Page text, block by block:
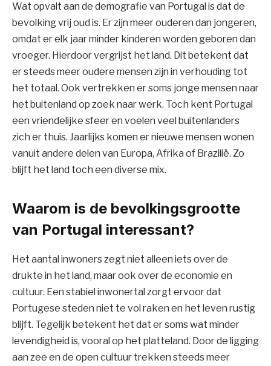
Wat opvalt aan de demografie van Portugal is dat de
bevolking vrij oud is. Er zijn meer ouderen dan jongeren,
omdat er elk jaar minder kinderen worden geboren dan
vroeger. Hierdoor vergrijst het land. Dit betekent dat
er steeds meer oudere mensen zijn in verhouding tot
het totaal. Ook vertrekken er soms jonge mensen naar
het buitenland op zoek naar werk. Toch kent Portugal
een vriendelijke sfeer en voelen veel buitenlanders
zich er thuis. Jaarlijks komen er nieuwe mensen wonen
vanuit andere delen van Europa, Afrika of Brazilië. Zo
blijft het land toch een diverse mix.
Waarom is de bevolkingsgrootte
van Portugal interessant?
Het aantal inwoners zegt niet alleen iets over de
drukte in het land, maar ook over de economie en
cultuur. Een stabiel inwonertal zorgt ervoor dat
Portugese steden niet te vol raken en het leven rustig
blijft. Tegelijk betekent het dat er soms wat minder
levendigheid is, vooral op het platteland. Door de ligging
aan zee en de open cultuur trekken steeds meer